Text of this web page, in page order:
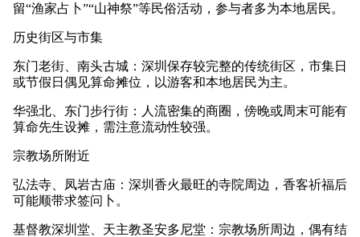
留“渔家占卜”“山神祭”等民俗活动，参与者多为本地居民。
历史街区与市集
东门老街、南头古城：深圳保存较完整的传统街区，市集日
或节假日偶见算命摊位，以游客和本地居民为主。
华强北、东门步行街：人流密集的商圈，傍晚或周末可能有
算命先生设摊，需注意流动性较强。
宗教场所附近
弘法寺、凤岩古庙：深圳香火最旺的寺院周边，香客祈福后
可能顺带求签问卜。
基督教深圳堂、天主教圣安多尼堂：宗教场所周边，偶有结